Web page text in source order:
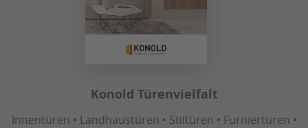
Konold Türenvielfalt
Innentüren • Landhaustüren • Stiltüren • Furniertüren •